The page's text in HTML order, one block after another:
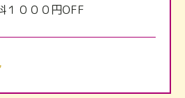
１０００円OFF